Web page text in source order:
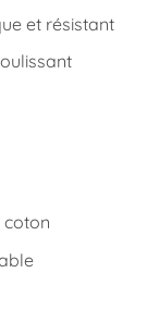
et résistant
coton